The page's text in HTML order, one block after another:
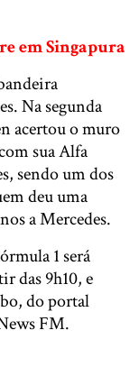
em Singapura
Na segunda
acertou o muro
sua Alfa
sendo um dos
deu uma
a Mercedes.
1 será
das 9h10, e
do portal
FM.